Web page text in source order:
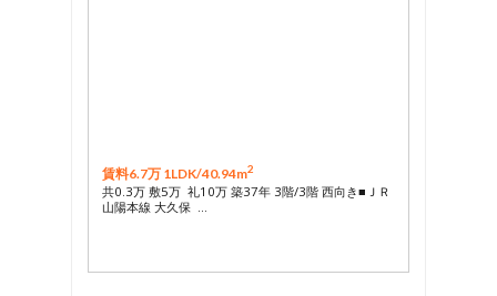
賃料6.7万 1LDK/40.94m2
共0.3万 敷5万 礼10万 築37年 3階/3階 西向き■ＪＲ
山陽本線 大久保 …